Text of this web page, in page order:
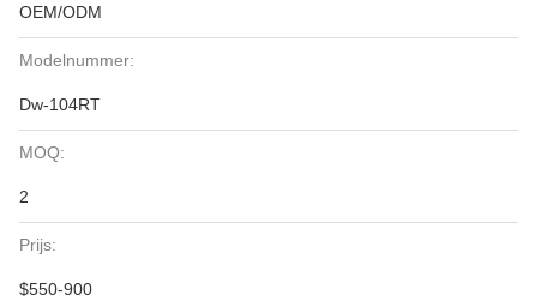
OEM/ODM
Modelnummer:
Dw-104RT
MOQ:
2
Prijs:
$550-900